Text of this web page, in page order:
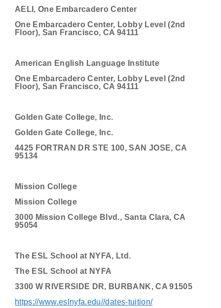
AELI, One Embarcadero Center
One Embarcadero Center, Lobby Level (2nd
Floor), San Francisco, CA 94111
American English Language Institute
One Embarcadero Center, Lobby Level (2nd
Floor), San Francisco, CA 94111
Golden Gate College, Inc.
Golden Gate College, Inc.
4425 FORTRAN DR STE 100, SAN JOSE, CA
95134
Mission College
Mission College
3000 Mission College Blvd., Santa Clara, CA
95054
The ESL School at NYFA, Ltd.
The ESL School at NYFA
3300 W RIVERSIDE DR, BURBANK, CA 91505
https://www.eslnyfa.edu//dates-tuition/